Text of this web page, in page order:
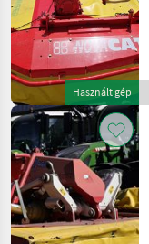
Használt gép